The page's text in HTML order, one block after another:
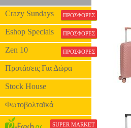
Crazy Sundays ΠΡΟΣΦΟΡΕΣ
Eshop Specials ΠΡΟΣΦΟΡΕΣ
Zen 10 ΠΡΟΣΦΟΡΕΣ
Προτάσεις Για Δώρα
Stock House
Φωτοβολταϊκά
SUPER MARKET